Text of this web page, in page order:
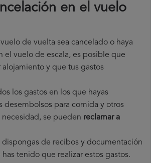
en el vuelo
de vuelta sea cancelado o haya
el vuelo de escala, es posible que
y que tus gastos
los gastos en los que hayas
desembolsos para comida y otros
se pueden reclamar a
dispongas de recibos y documentación
tenido que realizar estos gastos.